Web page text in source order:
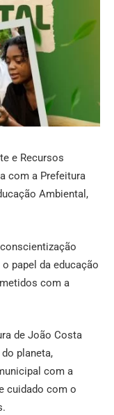
e Recursos
com a Prefeitura
Ambiental,
papel da educação
com a
de João Costa
planeta,
com a
cuidado com o